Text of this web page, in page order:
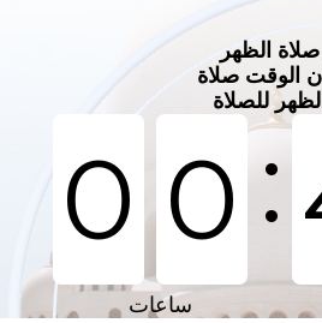
صلاة الظهر
الوقت صلاة
الظهر للصلاة
0 0:
ساعات